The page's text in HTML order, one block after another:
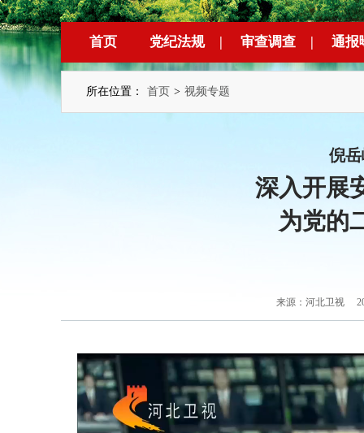
首页 党纪法规 | 审查调查 | 通报
所在位置： 首页 > 视频专题
倪
深入开展
为党的
来源：河北卫视